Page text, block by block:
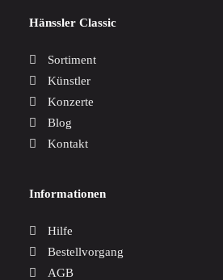
Hänssler Classic
Sortiment
Künstler
Konzerte
Blog
Kontakt
Informationen
Hilfe
Bestellvorgang
AGB